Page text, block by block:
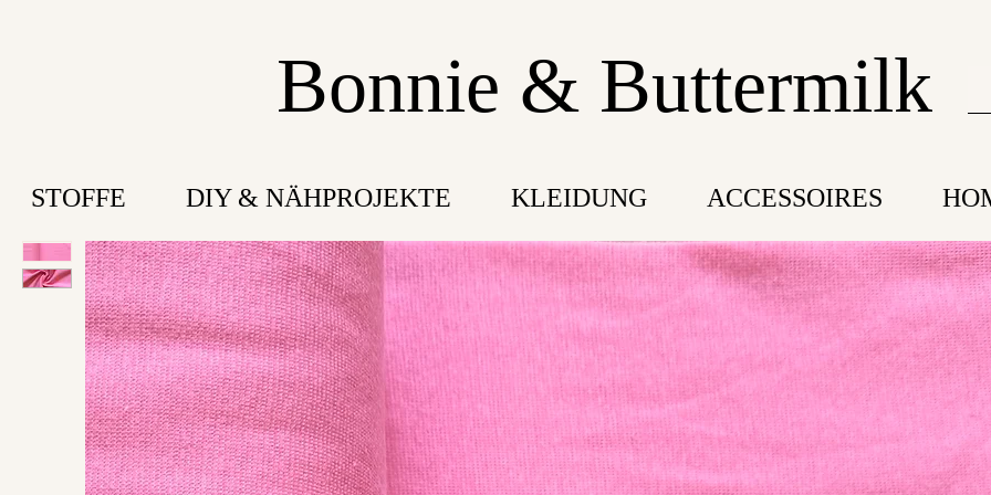
Bonnie & Buttermilk
STOFFE DIY & NÄHPROJEKTE KLEIDUNG ACCESSOIRES